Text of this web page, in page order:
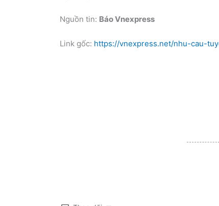
Nguồn tin: Báo Vnexpress
Link gốc: https://vnexpress.net/nhu-cau-